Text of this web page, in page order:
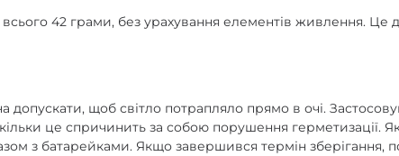
42 грами, без урахування елементів живлення. Це
щоб світло потрапляло прямо в очі.
це спричинить за собою порушення герметизації. Як
з батарейками. Якщо завершився термін зберігання,